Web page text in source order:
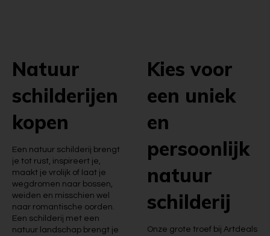
Natuur
schilderijen
kopen
Een natuur schilderij brengt
je tot rust, inspireert je,
maakt je vrolijk of laat je
wegdromen naar bossen,
weiden en misschien wel
naar romantische oorden.
Een schilderij met een
natuur landschap brengt je
Kies voor
een uniek
en
persoonlijk
natuur
schilderij
Onze grote troef bij Artdeals